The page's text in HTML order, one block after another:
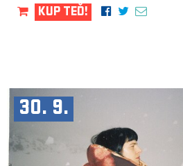
KUP TEĎ!
30. 9.